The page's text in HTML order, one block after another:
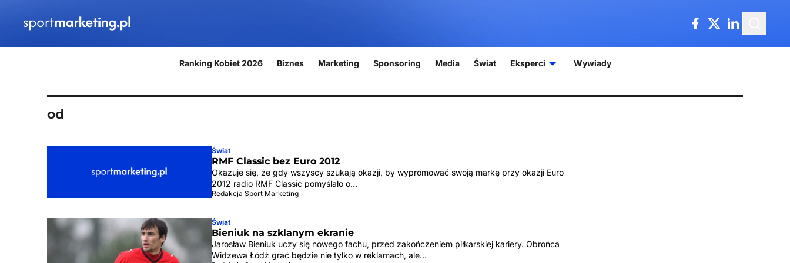
Ranking Kobiet 2026 Biznes Marketing Sponsoring Media Świat Eksperci Wywiady
od
Świat
RMF Classic bez Euro 2012
Okazuje się, że gdy wszyscy szukają okazji, by wypromować swoją markę przy okazji Euro
2012 radio RMF Classic pomyślało o…
Redakcja Sport Marketing
Świat
Bieniuk na szklanym ekranie
Jarosław Bieniuk uczy się nowego fachu, przed zakończeniem piłkarskiej kariery. Obrońca
Widzewa Łódź grać będzie nie tylko w reklamach, ale…